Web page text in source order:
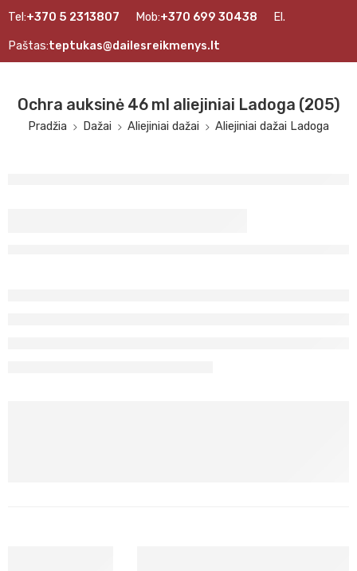
Tel:+370 5 2313807 Mob:+370 699 30438 El.
Paštas:teptukas@dailesreikmenys.lt
Ochra auksinė 46 ml aliejiniai Ladoga (205)
Pradžia Dažai Aliejiniai dažai Aliejiniai dažai Ladoga